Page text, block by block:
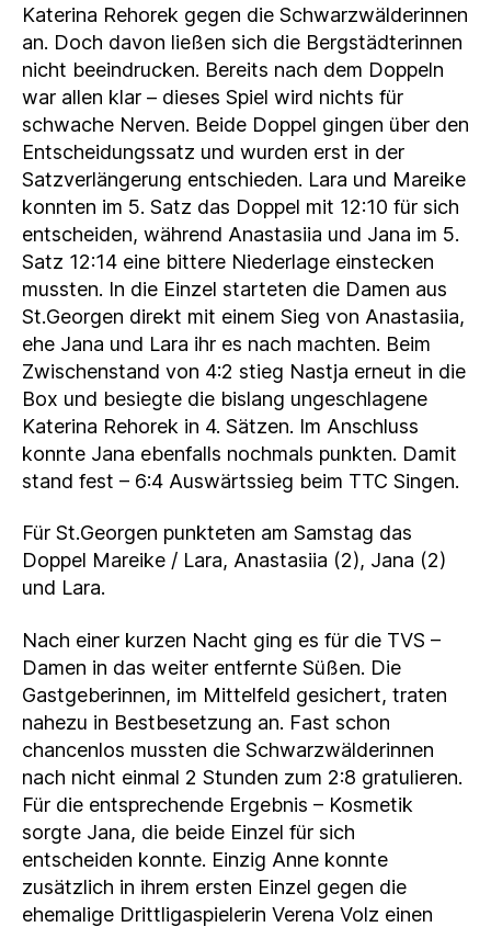
Katerina Rehorek gegen die Schwarzwälderinnen
an. Doch davon ließen sich die Bergstädterinnen
nicht beeindrucken. Bereits nach dem Doppeln
war allen klar – dieses Spiel wird nichts für
schwache Nerven. Beide Doppel gingen über den
Entscheidungssatz und wurden erst in der
Satzverlängerung entschieden. Lara und Mareike
konnten im 5. Satz das Doppel mit 12:10 für sich
entscheiden, während Anastasiia und Jana im 5.
Satz 12:14 eine bittere Niederlage einstecken
mussten. In die Einzel starteten die Damen aus
St.Georgen direkt mit einem Sieg von Anastasiia,
ehe Jana und Lara ihr es nach machten. Beim
Zwischenstand von 4:2 stieg Nastja erneut in die
Box und besiegte die bislang ungeschlagene
Katerina Rehorek in 4. Sätzen. Im Anschluss
konnte Jana ebenfalls nochmals punkten. Damit
stand fest – 6:4 Auswärtssieg beim TTC Singen.
Für St.Georgen punkteten am Samstag das
Doppel Mareike / Lara, Anastasiia (2), Jana (2)
und Lara.
Nach einer kurzen Nacht ging es für die TVS –
Damen in das weiter entfernte Süßen. Die
Gastgeberinnen, im Mittelfeld gesichert, traten
nahezu in Bestbesetzung an. Fast schon
chancenlos mussten die Schwarzwälderinnen
nach nicht einmal 2 Stunden zum 2:8 gratulieren.
Für die entsprechende Ergebnis – Kosmetik
sorgte Jana, die beide Einzel für sich
entscheiden konnte. Einzig Anne konnte
zusätzlich in ihrem ersten Einzel gegen die
ehemalige Drittligaspielerin Verena Volz einen